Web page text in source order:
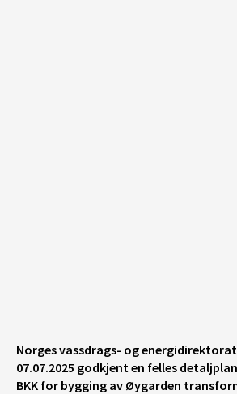
Norges vassdrags- og energidirektorat
07.07.2025 godkjent en felles
BKK for bygging av Øygarden